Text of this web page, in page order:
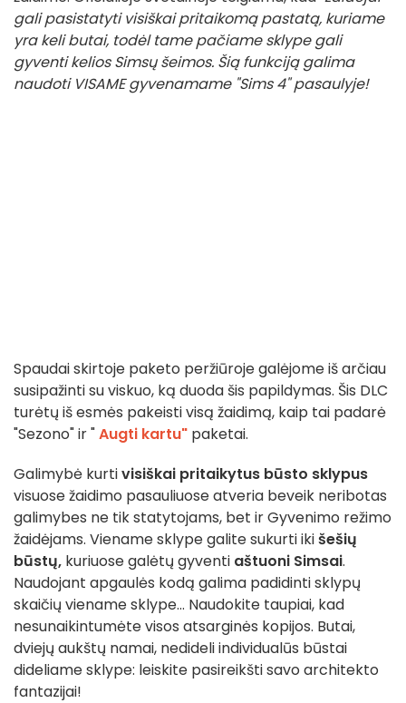
gali pasistatyti visiškai pritaikomą pastatą, kuriame
yra keli butai, todėl tame pačiame sklype gali
gyventi kelios Simsų šeimos. Šią funkciją galima
naudoti VISAME gyvenamame "Sims 4" pasaulyje!
Spaudai skirtoje paketo peržiūroje galėjome iš arčiau
susipažinti su viskuo, ką duoda šis papildymas. Šis DLC
turėtų iš esmės pakeisti visą žaidimą, kaip tai padarė
"Sezono" ir "Augti kartu" paketai.
Galimybė kurtivisiškai pritaikytus būsto sklypus
visuose žaidimo pasauliuose atveria beveik neribotas
galimybes ne tik statytojams, bet ir Gyvenimo režimo
žaidėjams. Viename sklype galite sukurti ikišešių
būstų, kuriuose galėtų gyventi aštuoni Simsai.
Naudojant apgaulės kodą galima padidinti sklypų
skaičių viename sklype... Naudokite taupiai, kad
nesunaikintumėte visos atsarginės kopijos. Butai,
dviejų aukštų namai, nedideli individualūs būstai
dideliame sklype: leiskite pasireikšti savo architekto
fantazijai!